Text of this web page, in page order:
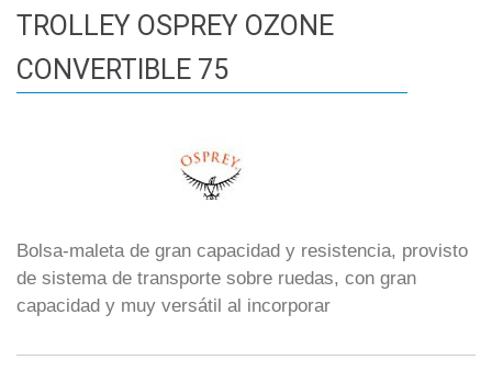
TROLLEY OSPREY OZONE
CONVERTIBLE 75
Bolsa-maleta de gran capacidad y resistencia, provisto
de sistema de transporte sobre ruedas, con gran
capacidad y muy versátil al incorporar